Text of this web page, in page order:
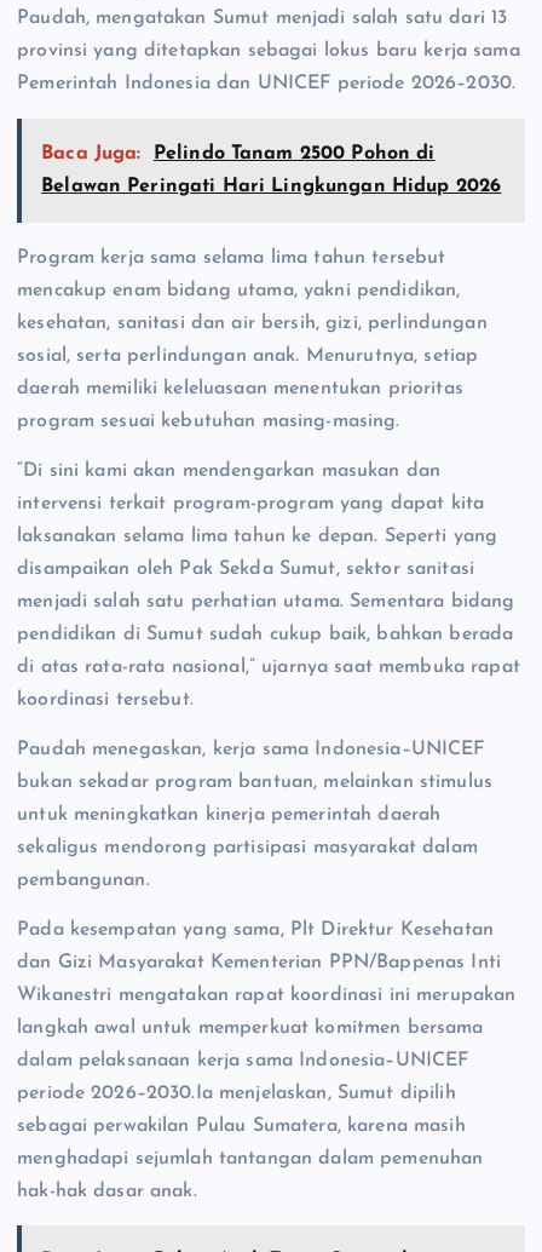
Paudah, mengatakan Sumut menjadi salah satu dari 13
provinsi yang ditetapkan sebagai lokus baru kerja sama
Pemerintah Indonesia dan UNICEF periode 2026–2030.
Baca Juga:
Pelindo Tanam 2500 Pohon di
Belawan Peringati Hari Lingkungan Hidup 2026
Program kerja sama selama lima tahun tersebut
mencakup enam bidang utama, yakni pendidikan,
kesehatan, sanitasi dan air bersih, gizi, perlindungan
sosial, serta perlindungan anak. Menurutnya, setiap
daerah memiliki keleluasaan menentukan prioritas
program sesuai kebutuhan masing-masing.
“Di sini kami akan mendengarkan masukan dan
intervensi terkait program-program yang dapat kita
laksanakan selama lima tahun ke depan. Seperti yang
disampaikan oleh Pak Sekda Sumut, sektor sanitasi
menjadi salah satu perhatian utama. Sementara bidang
pendidikan di Sumut sudah cukup baik, bahkan berada
di atas rata-rata nasional,” ujarnya saat membuka rapat
koordinasi tersebut.
Paudah menegaskan, kerja sama Indonesia–UNICEF
bukan sekadar program bantuan, melainkan stimulus
untuk meningkatkan kinerja pemerintah daerah
sekaligus mendorong partisipasi masyarakat dalam
pembangunan.
Pada kesempatan yang sama, Plt Direktur Kesehatan
dan Gizi Masyarakat Kementerian PPN/Bappenas Inti
Wikanestri mengatakan rapat koordinasi ini merupakan
langkah awal untuk memperkuat komitmen bersama
dalam pelaksanaan kerja sama Indonesia–UNICEF
periode 2026–2030.Ia menjelaskan, Sumut dipilih
sebagai perwakilan Pulau Sumatera, karena masih
menghadapi sejumlah tantangan dalam pemenuhan
hak-hak dasar anak.